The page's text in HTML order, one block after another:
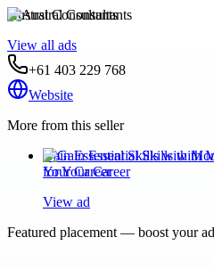
Austral Consultants
View all ads
+61 403 229 768
Website
More from this seller
Gain Essential Skills with
for Your Career
View ad
Featured placement — boost your